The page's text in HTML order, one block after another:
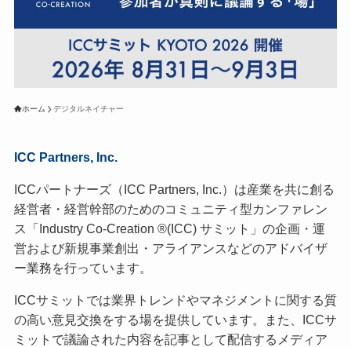
ホーム デジタルネイチャー
ICC Partners, Inc.
ICCパートナーズ（ICC Partners, Inc.）は産業を共に創る
経営者・経営幹部のためのコミュニティ型カンファレン
ス「Industry Co-Creation ®(ICC) サミット」の企画・運
営および新規事業創出・アライアンスなどのアドバイザ
ー業務を行っています。
ICCサミットでは業界トレンドやマネジメントに関する質
の高い意見交換をする場を提供しています。また、ICCサ
ミットで議論された内容を記事として配信するメディア